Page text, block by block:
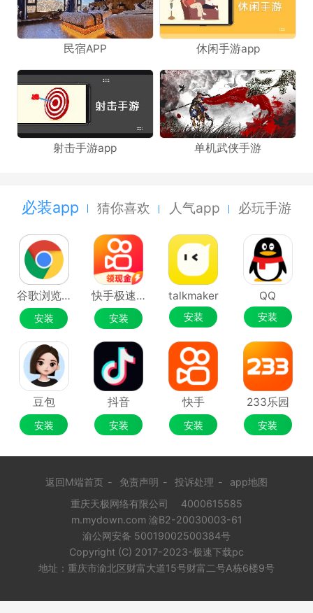
民宿APP 休闲手游app
射击手游app 单机武侠手游
必装app 猜你喜欢 人气app 必玩手游
谷歌浏览器Google Chrome
安装
快手极速版
安装
talkmaker
安装
QQ
安装
豆包
安装
抖音
安装
快手
安装
233乐园
安装
返回M端首页 - 免责声明 - 投诉处理 -
app地图
重庆天极网络有限公司
4000615585
m.mydown.com 渝B2-20030003-61
渝公网安备 50019002500384号
Copyright (C) 2017-2023-极速下载pc
地址：重庆市渝北区财富大道15号财富二号A栋6楼9号